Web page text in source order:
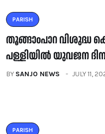
PARISH
തൂങ്ങാoപാറ വിശുദ്ധ
പള്ളിയിൽ യുവജന
BY SANJO NEWS JULY 11,
PARISH